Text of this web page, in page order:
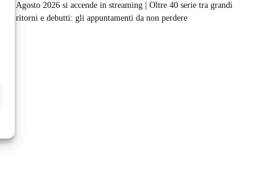
Agosto 2026 si accende in streaming | Oltre 40 serie tra grandi
ritorni e debutti: gli appuntamenti da non perdere